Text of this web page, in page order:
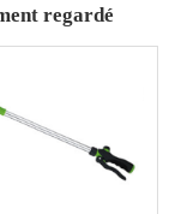
regardé